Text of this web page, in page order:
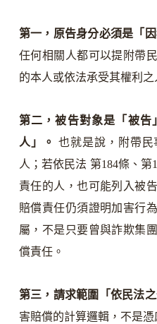
第一，原告身分必須是「
任何相關人都可以提附帶
的本人或依法承受其權利之
第二，被告對象是「被告
人」。
也就是說，附帶
人；若依民法 第184條、
責任的人，也可能列入被
賠償責任仍須證明加害行
屬，不是只要曾與詐欺集
償責任。
第三，請求範圍「依民法之
害賠償的計算邏輯，不是憑